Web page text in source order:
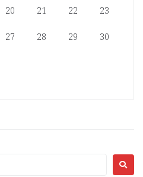
20 21 22 23
27 28 29 30